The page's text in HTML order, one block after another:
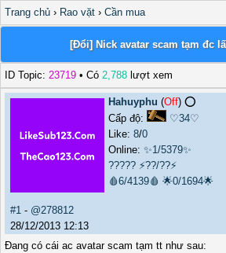
Trang chủ › Rao vặt › Cần mua
[Đổi] Nick avatar scam tạm đc
ID Topic: 23719 • Có 2,788 lượt xem
Hahuyphu (Off) ⭕️
Cấp độ:
♡34♡
Like: 8/0
Online: ✨1/5379✨
????? ⚡??/??⚡
🩸6/4139🩸 🌟0/1694🌟
#1 - @278812
28/12/2013 12:13
Đang có cái ac avatar scam tạm tt như sau: